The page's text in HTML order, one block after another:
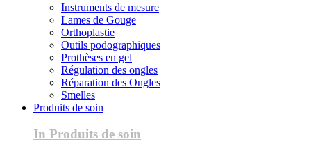
Instruments de mesure
Lames de Gouge
Orthoplastie
Outils podographiques
Prothèses en gel
Régulation des ongles
Réparation des Ongles
Smelles
Produits de soin
In Produits de soin